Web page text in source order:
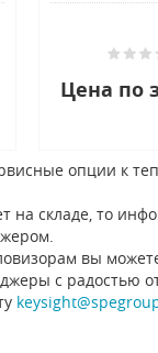
Цена по
опции к
на складе, то
вы
с радостью